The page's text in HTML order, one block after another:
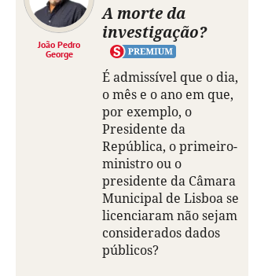
João Pedro
George
A morte da
investigação?
É admissível que o dia,
o mês e o ano em que,
por exemplo, o
Presidente da
República, o primeiro-
ministro ou o
presidente da Câmara
Municipal de Lisboa se
licenciaram não sejam
considerados dados
públicos?